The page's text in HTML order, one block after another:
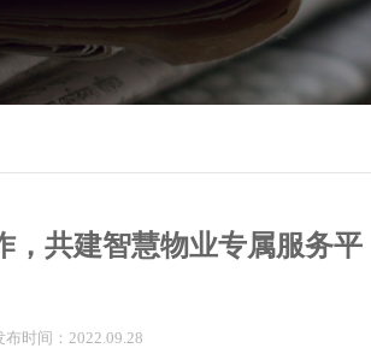
，共建智慧物业专属服务平
布时间：2022.09.28